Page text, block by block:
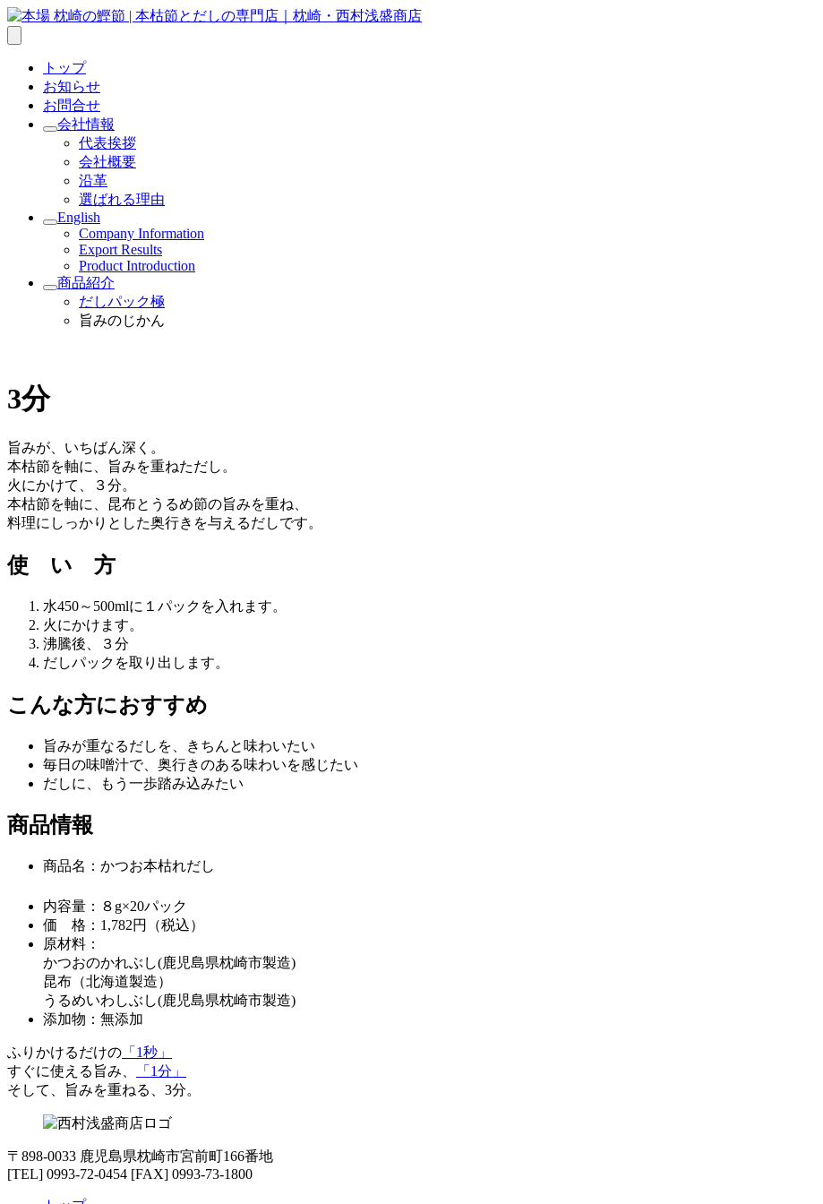
トップ
お知らせ
お問合せ
サ
ー
会社情報
代表挨拶
会社概要
沿革
選ばれる理由
サ
ニ
ュ
English
Company Information
Export Results
Product Introduction
サ
商品紹介
だしパック極
旨みのじかん
3分
旨みが、いちばん深く。
本枯節を軸に、
旨みを重ねただし。
火にかけて、３分。
本枯節を軸に、昆布とうるめ節の旨みを重ね、
料理にしっかりとした奥行きを与えるだしです。
使 い 方
水450～500mlに１パックを入れます。
火にかけます。
沸騰後、３分
だしパックを取り出します。
こんな方におすすめ
旨みが重なるだしを、きちんと味わいたい
毎日の味噌汁で、奥行きのある味わいを感じたい
だしに、もう一歩踏み込みたい
商品情報
商品名：かつお本枯れだし
内容量：８g×20パック
価 格：1,782円（税込）
原材料：
かつおのかれぶし(鹿児島県枕崎市製造)
昆布（北海道製造）
うるめいわしぶし(鹿児島県枕崎市製造)
添加物：無添加
ふりかけるだけの 「1秒」
すぐに使える旨み、
「1分」
そして、旨みを重ねる、3分。
〒898-0033 鹿児島県枕崎市宮前町166番地
[TEL] 0993-72-0454 [FAX] 0993-73-1800